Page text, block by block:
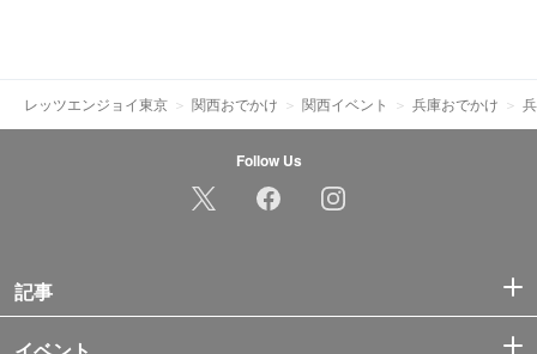
レッツエンジョイ東京 関西おでかけ 関西イベント 兵庫おでかけ
Follow Us
記事